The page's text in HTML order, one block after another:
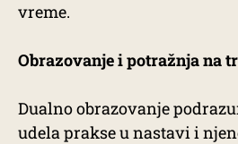
vreme.
Obrazovanje i potražnja na
Dualno obrazovanje
udela prakse u nastavi i